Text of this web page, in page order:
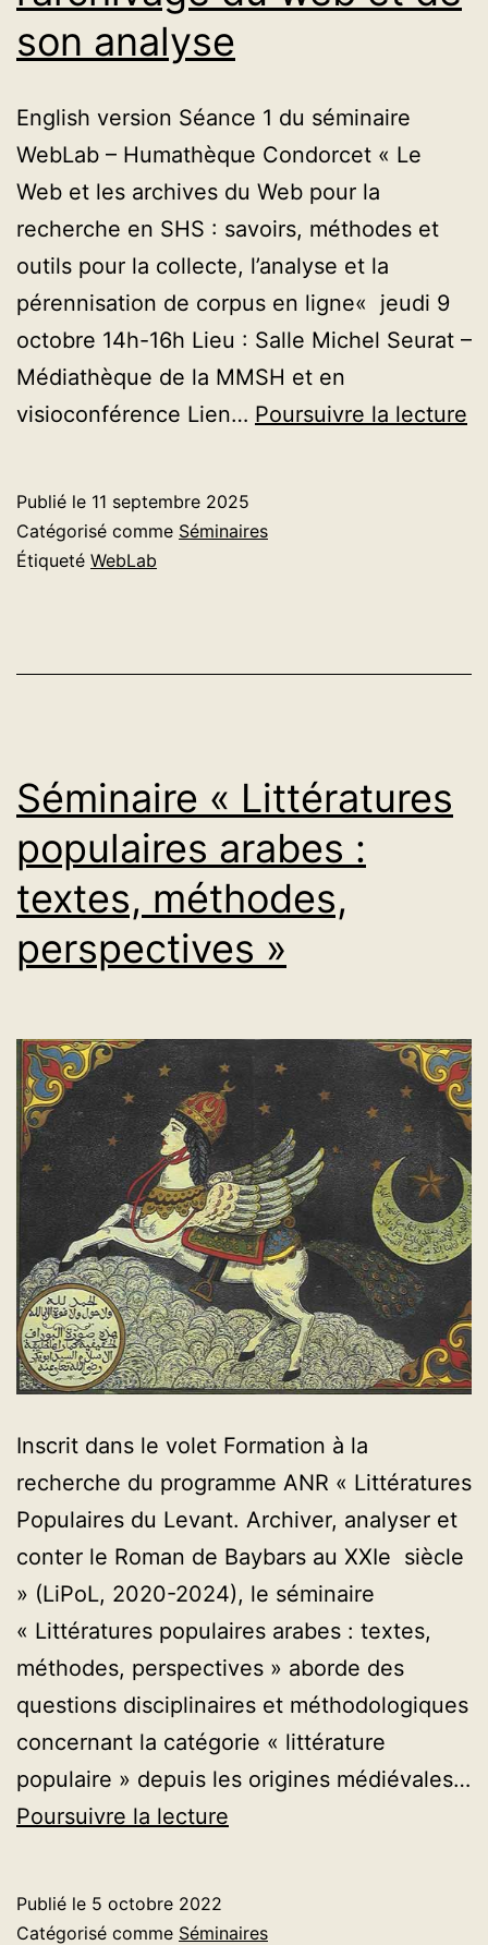
son analyse
English version Séance 1 du séminaire
WebLab – Humathèque Condorcet « Le
Web et les archives du Web pour la
recherche en SHS : savoirs, méthodes et
outils pour la collecte, l’analyse et la
pérennisation de corpus en ligne« jeudi 9
octobre 14h-16h Lieu : Salle Michel Seurat –
Médiathèque de la MMSH et en
visioconférence Lien… Poursuivre la lecture
et
Publié le 11 septembre 2025
Catégorisé comme Séminaires
Étiqueté WebLab
Séminaire « Littératures
populaires arabes :
textes, méthodes,
perspectives »
Inscrit dans le volet Formation à la
recherche du programme ANR « Littératures
Populaires du Levant. Archiver, analyser et
conter le Roman de Baybars au XXIe siècle
» (LiPoL, 2020-2024), le séminaire
« Littératures populaires arabes : textes,
méthodes, perspectives » aborde des
questions disciplinaires et méthodologiques
concernant la catégorie « littérature
populaire » depuis les origines médiévales…
Poursuivre la lecture
populaires
Publié le 5 octobre 2022
Catégorisé comme Séminaires